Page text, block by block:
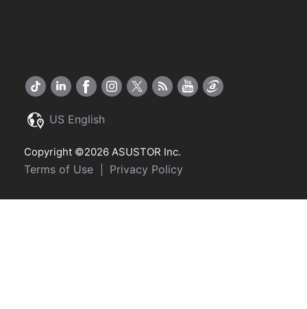
US English
Copyright ©2026 ASUSTOR Inc.
Terms of Use Privacy Policy